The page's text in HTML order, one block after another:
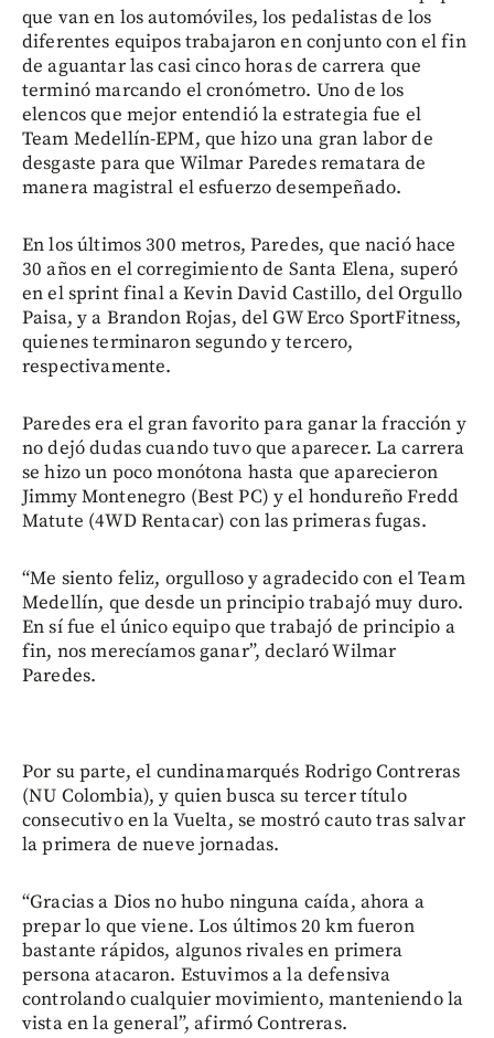
que van en los automóviles, los pedalistas de los
diferentes equipos trabajaron en conjunto con el fin
de aguantar las casi cinco horas de carrera que
terminó marcando el cronómetro. Uno de los
elencos que mejor entendió la estrategia fue el
Team Medellín-EPM, que hizo una gran labor de
desgaste para que Wilmar Paredes rematara de
manera magistral el esfuerzo desempeñado.
En los últimos 300 metros, Paredes, que nació hace
30 años en el corregimiento de Santa Elena, superó
en el sprint final a Kevin David Castillo, del Orgullo
Paisa, y a Brandon Rojas, del GW Erco SportFitness,
quienes terminaron segundo y tercero,
respectivamente.
Paredes era el gran favorito para ganar la fracción y
no dejó dudas cuando tuvo que aparecer. La carrera
se hizo un poco monótona hasta que aparecieron
Jimmy Montenegro (Best PC) y el hondureño Fredd
Matute (4WD Rentacar) con las primeras fugas.
“Me siento feliz, orgulloso y agradecido con el Team
Medellín, que desde un principio trabajó muy duro.
En sí fue el único equipo que trabajó de principio a
fin, nos merecíamos ganar”, declaró Wilmar
Paredes.
Por su parte, el cundinamarqués Rodrigo Contreras
(NU Colombia), y quien busca su tercer título
consecutivo en la Vuelta, se mostró cauto tras salvar
la primera de nueve jornadas.
“Gracias a Dios no hubo ninguna caída, ahora a
prepar lo que viene. Los últimos 20 km fueron
bastante rápidos, algunos rivales en primera
persona atacaron. Estuvimos a la defensiva
controlando cualquier movimiento, manteniendo la
vista en la general”, afirmó Contreras.